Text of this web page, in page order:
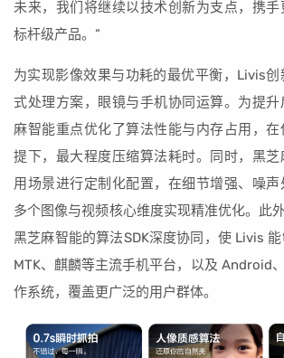
未来，我们将继续以技术创新为支点，携
标杆级产品。”
为实现影像效果与功耗的最优平衡，Livis
式处理方案，眼镜与手机协同运算。为提
麻智能重点优化了算法性能与内存占用，
提下，最大程度压缩算法耗时。同时，黑
用场景进行定制化配置，在细节增强、噪
多个图像与视频核心维度实现精准优化。此
黑芝麻智能的算法SDK深度协同，使 Livis 能
MTK、麒麟等主流手机平台，以及 Android
作系统，覆盖更广泛的用户群体。